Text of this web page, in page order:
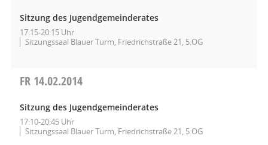
Sitzung des Jugendgemeinderates
17:15-20:15 Uhr
Sitzungssaal Blauer Turm, Friedrichstraße 21, 5.OG
FR 14.02.2014
Sitzung des Jugendgemeinderates
17:10-20:45 Uhr
Sitzungssaal Blauer Turm, Friedrichstraße 21, 5.OG